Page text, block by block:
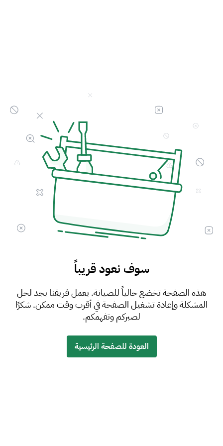
سوف نعود قريباً
هذه الصفحة تخضع حالياً للصيانة. يعمل فريقنا بجد لحل
المشكلة وإعادة تشغيل الصفحة في أقرب وقت ممكن. شكرًا
لصبركم وتفهمكم.
العودة للصفحة الرئيسية